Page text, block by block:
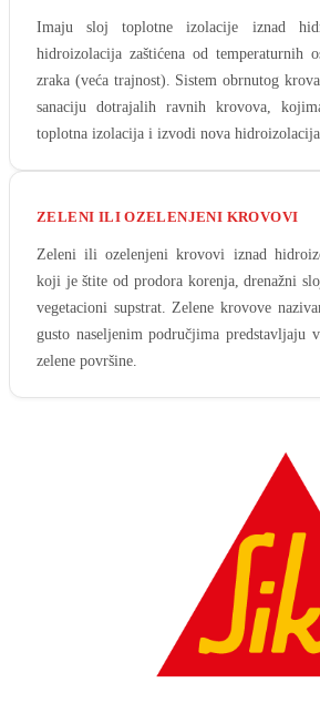
Imaju sloj toplotne izolacije iznad
hidroizolacija zaštićena od temperaturnih
zraka (veća trajnost). Sistem obrnutog
sanaciju dotrajalih ravnih krovova,
toplotna izolacija i izvodi nova
ZELENI ILI OZELENJENI KROVOVI
Zeleni ili ozelenjeni krovovi iznad
koji je štite od prodora korenja, drenažni
vegetacioni supstrat. Zelene krovove
gusto naseljenim područjima predstavljaju
zelene površine.